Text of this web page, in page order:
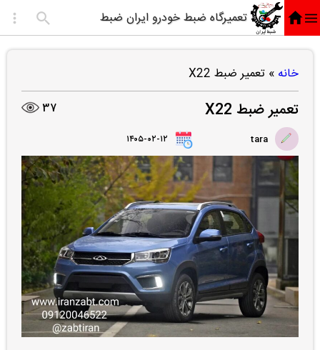
تعمیرگاه ضبط خودرو ایران ضبط
خانه » تعمیر ضبط X22
تعمیر ضبط X22 37
tara ۱۴۰۵-۰۲-۱۲